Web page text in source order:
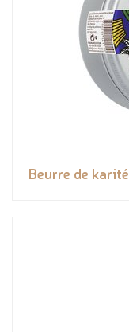
Beurre de karité